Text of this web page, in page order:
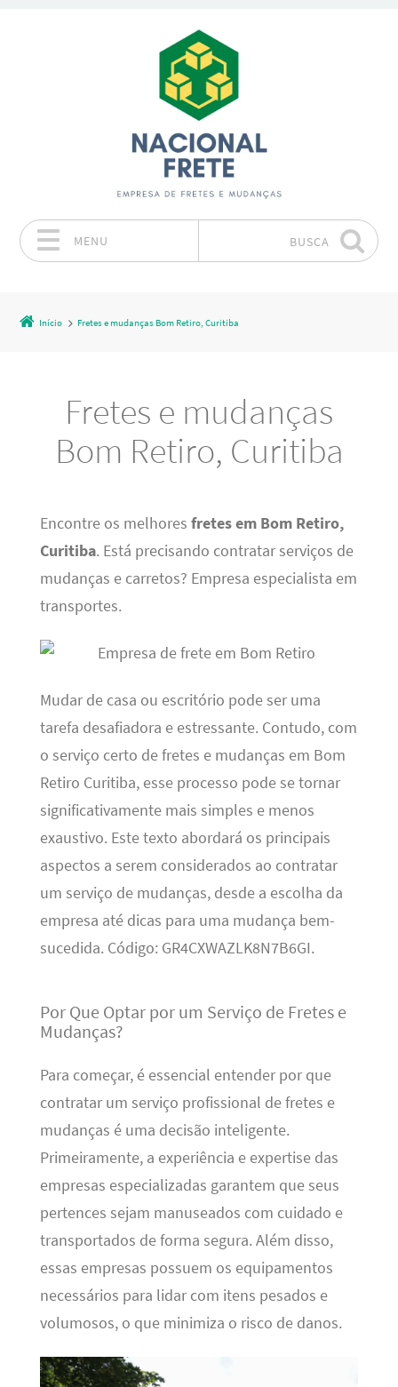
MENU BUSCA
Início Fretes e mudanças Bom Retiro, Curitiba
Fretes e mudanças
Bom Retiro, Curitiba
Encontre os melhores fretes em Bom Retiro,
Curitiba. Está precisando contratar serviços de
mudanças e carretos? Empresa especialista em
transportes.
Mudar de casa ou escritório pode ser uma
tarefa desafiadora e estressante. Contudo, com
o serviço certo de fretes e mudanças em Bom
Retiro Curitiba, esse processo pode se tornar
significativamente mais simples e menos
exaustivo. Este texto abordará os principais
aspectos a serem considerados ao contratar
um serviço de mudanças, desde a escolha da
empresa até dicas para uma mudança bem-
sucedida. Código: GR4CXWAZLK8N7B6GI.
Por Que Optar por um Serviço de Fretes e
Mudanças?
Para começar, é essencial entender por que
contratar um serviço profissional de fretes e
mudanças é uma decisão inteligente.
Primeiramente, a experiência e expertise das
empresas especializadas garantem que seus
pertences sejam manuseados com cuidado e
transportados de forma segura. Além disso,
essas empresas possuem os equipamentos
necessários para lidar com itens pesados e
volumosos, o que minimiza o risco de danos.